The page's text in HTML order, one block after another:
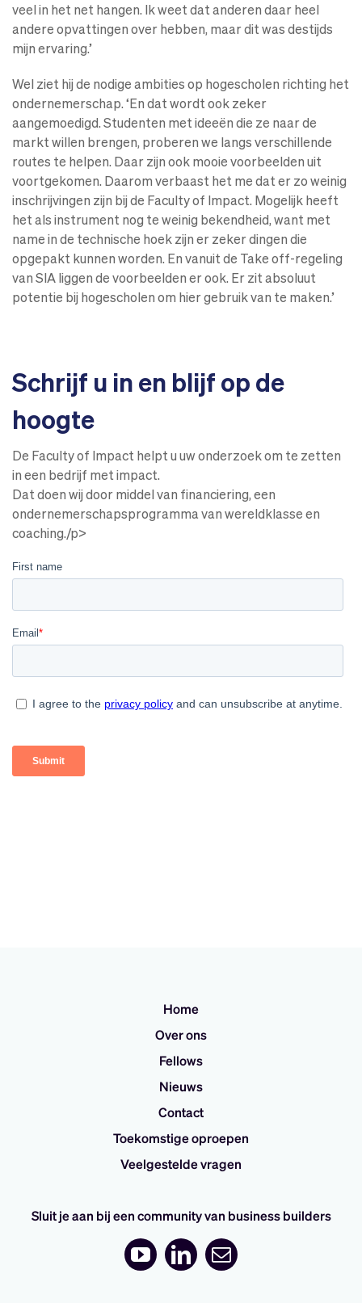
veel in het net hangen. Ik weet dat anderen daar heel
andere opvattingen over hebben, maar dit was destijds
mijn ervaring.’
Wel ziet hij de nodige ambities op hogescholen richting het
ondernemerschap. ‘En dat wordt ook zeker
aangemoedigd. Studenten met ideeën die ze naar de
markt willen brengen, proberen we langs verschillende
routes te helpen. Daar zijn ook mooie voorbeelden uit
voortgekomen. Daarom verbaast het me dat er zo weinig
inschrijvingen zijn bij de Faculty of Impact. Mogelijk heeft
het als instrument nog te weinig bekendheid, want met
name in de technische hoek zijn er zeker dingen die
opgepakt kunnen worden. En vanuit de Take off-regeling
van SIA liggen de voorbeelden er ook. Er zit absoluut
potentie bij hogescholen om hier gebruik van te maken.’
Schrijf u in en blijf op de
hoogte
De Faculty of Impact helpt u uw onderzoek om te zetten
in een bedrijf met impact.
Dat doen wij door middel van financiering, een
ondernemerschapsprogramma van wereldklasse en
coaching./p>
Home
Over ons
Fellows
Nieuws
Contact
Toekomstige oproepen
Veelgestelde vragen
Sluit je aan bij een community van business builders